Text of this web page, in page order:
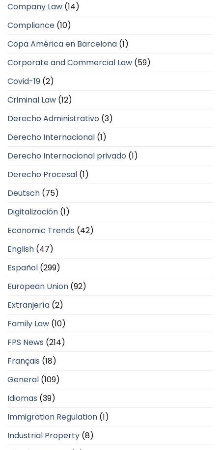
Company Law (14)
Compliance (10)
Copa América en Barcelona (1)
Corporate and Commercial Law (59)
Covid-19 (2)
Criminal Law (12)
Derecho Administrativo (3)
Derecho Internacional (1)
Derecho Internacional privado (1)
Derecho Procesal (1)
Deutsch (75)
Digitalización (1)
Economic Trends (42)
English (47)
Español (299)
European Union (92)
Extranjería (2)
Family Law (10)
FPS News (214)
Français (18)
General (109)
Idiomas (39)
Immigration Regulation (1)
Industrial Property (8)